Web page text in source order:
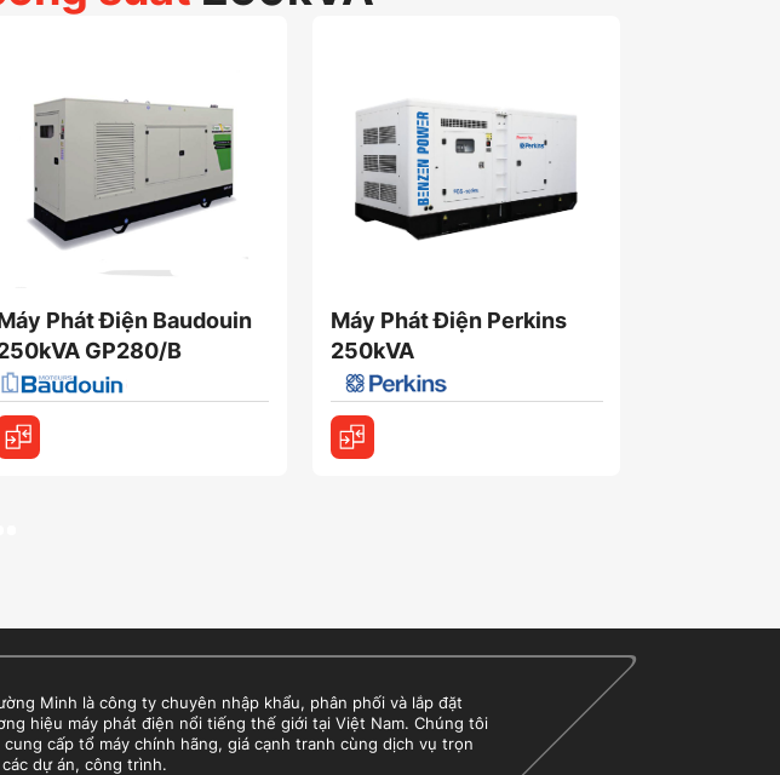
Phát Điện Baudouin
GP280/B
Máy Phát Điện Perkins
250kVA
Minh là công ty chuyên nhập khẩu, phân phối và lắp đặt
hiệu máy phát điện nổi tiếng thế giới tại Việt Nam. Chúng tôi
cung cấp tổ máy chính hãng, giá cạnh tranh cùng dịch vụ trọn
dự án, công trình.